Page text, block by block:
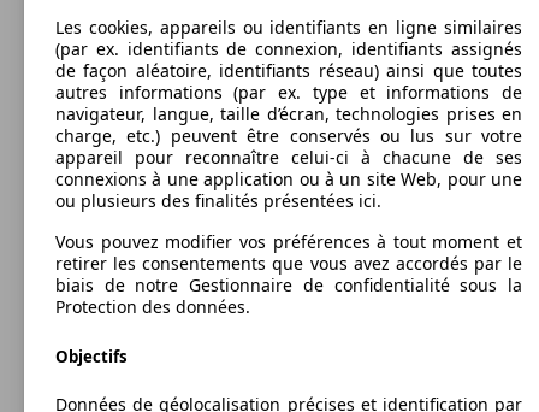
Outlander 2.2 DI-D 150 2WD
110 KW
Ø
Outlander 2.0I 150 2WD
110 KW
(150 PS)
Ø
l/
Autres
Model Version
Les cookies, appareils ou identifiants en ligne similaires
(par ex. identifiants de connexion, identifiants assignés
de façon aléatoire, identifiants réseau) ainsi que toutes
autres informations (par ex. type et informations de
navigateur, langue, taille d’écran, technologies prises en
charge, etc.) peuvent être conservés ou lus sur votre
appareil pour reconnaître celui-ci à chacune de ses
connexions à une application ou à un site Web, pour une
ou plusieurs des finalités présentées ici.
Vous pouvez modifier vos préférences à tout moment et
retirer les consentements que vous avez accordés par le
biais de notre Gestionnaire de confidentialité sous la
Protection des données.
Objectifs
Données de géolocalisation précises et identification par